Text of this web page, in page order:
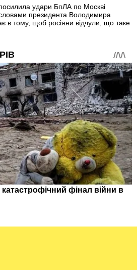
удари БпЛА по Москві
президента Володимира
в тому, щоб росіяни відчули, що таке